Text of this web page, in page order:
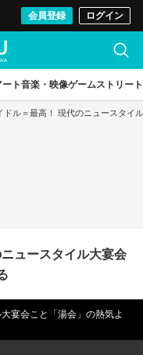
会員登録 ログイン
ト音楽・映像ゲームストリート
ドル＝最高！ 現代のニュースタイ
ュースタイル大宴会
宴会こと「湯会」の熱気よ